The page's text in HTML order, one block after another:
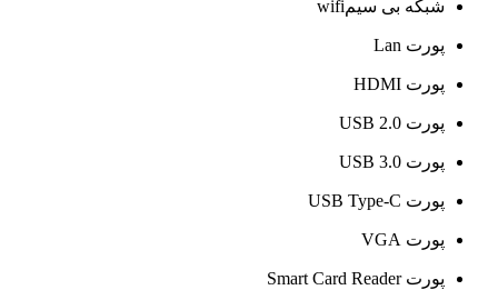
شبکه بی سیمwifi
پورت Lan
پورت HDMI
پورت USB 2.0
پورت USB 3.0
پورت USB Type-C
پورت VGA
پورت Smart Card Reader